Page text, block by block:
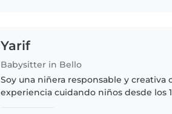
Yarif
Babysitter in Bello
Soy una niñera responsable y creativa
experiencia cuidando niños desde los 1